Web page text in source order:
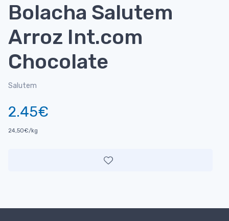
Bolacha Salutem
Arroz Int.com
Chocolate
Salutem
2.45€
24,50€/kg